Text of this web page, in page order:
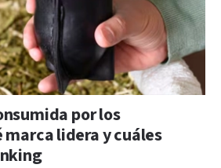
por los
lidera y cuáles